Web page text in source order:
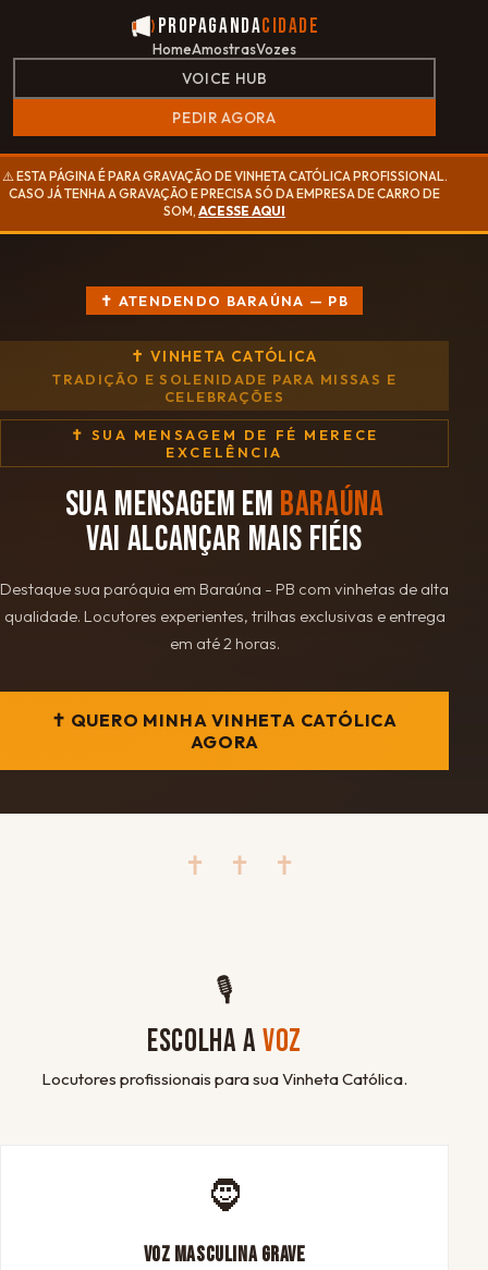
PropagandaCidade
HomeAmostrasVozes
VOICE HUB
PEDIR AGORA
⚠️ ESTA PÁGINA É PARA GRAVAÇÃO DE VINHETA CATÓLICA PROFISSIONAL.
CASO JÁ TENHA A GRAVAÇÃO E PRECISA SÓ DA EMPRESA DE CARRO DE
SOM,ACESSE AQUI
✝ ATENDENDO BARAÚNA — PB
✝ VINHETA CATÓLICA
TRADIÇÃO E SOLENIDADE PARA MISSAS E
CELEBRAÇÕES
✝ SUA MENSAGEM DE FÉ MERECE
EXCELÊNCIA
SUA MENSAGEM EM BARAÚNA
VAI ALCANÇAR MAIS FIÉIS
Destaque sua paróquia em Baraúna - PB com vinhetas de alta
qualidade. Locutores experientes, trilhas exclusivas e entrega
em até 2 horas.
✝ QUERO MINHA VINHETA CATÓLICA
AGORA
✝ ✝ ✝
🎙
ESCOLHA AVOZ
Locutores profissionais para sua Vinheta Católica.
🧔
Voz Masculina Grave